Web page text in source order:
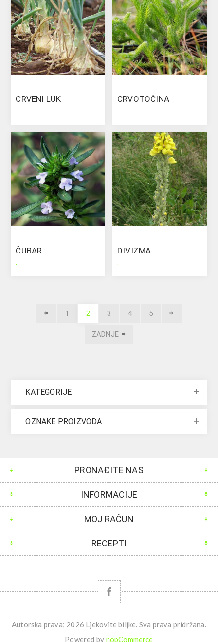
CRVENI LUK
.
CRVOTOČINA
.
ČUBAR
.
DIVIZMA
.
1 2 3 4 5
ZADNJE
KATEGORIJE
OZNAKE PROIZVODA
PRONAĐITE NAS
INFORMACIJE
MOJ RAČUN
RECEPTI
Autorska prava; 2026 Ljekovite biljke. Sva prava pridržana.
Powered by nopCommerce